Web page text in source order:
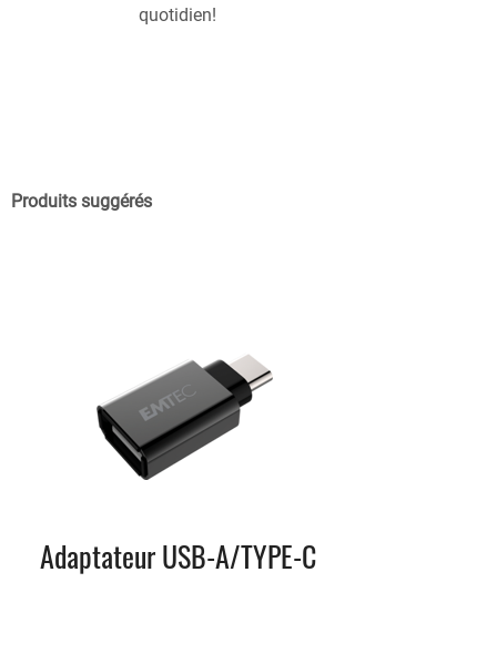
quotidien!
Produits suggérés
Adaptateur USB-A/TYPE-C